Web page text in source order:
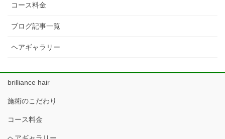
コース料金
ブログ記事一覧
ヘアギャラリー
brilliance hair
施術のこだわり
コース料金